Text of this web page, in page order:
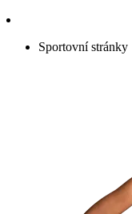
Sportovní stránky